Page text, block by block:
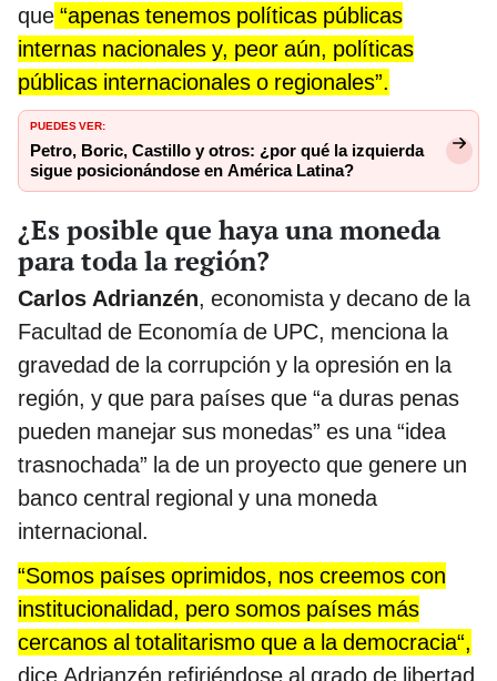
que “apenas tenemos políticas públicas
internas nacionales y, peor aún, políticas
públicas internacionales o regionales”.
PUEDES VER:
Petro, Boric, Castillo y otros: ¿por qué la izquierda
sigue posicionándose en América Latina?
¿Es posible que haya una moneda
para toda la región?
Carlos Adrianzén, economista y decano de la
Facultad de Economía de UPC, menciona la
gravedad de la corrupción y la opresión en la
región, y que para países que “a duras penas
pueden manejar sus monedas” es una “idea
trasnochada” la de un proyecto que genere un
banco central regional y una moneda
internacional.
“Somos países oprimidos, nos creemos con
institucionalidad, pero somos países más
cercanos al totalitarismo que a la democracia“,
dice Adrianzén refiriéndose al grado de libertad